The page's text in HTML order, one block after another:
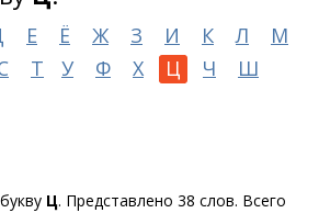
Е Ё Ж З И К Л
М
Т У Ф Х Ц Ч
Ш
Ц. Представлено 38 слов. Всего